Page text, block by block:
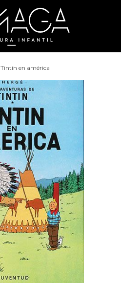
Tintín en américa